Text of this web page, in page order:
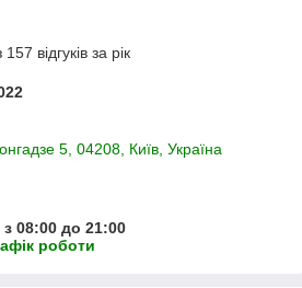
відгуків за рік
5, 04208, Київ, Україна
08:00 до 21:00
роботи